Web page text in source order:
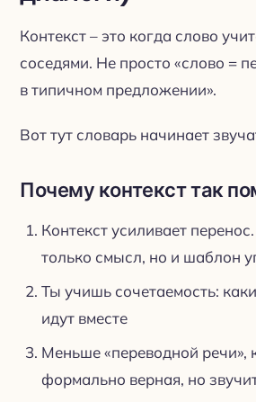
Контекст – это когда слово
соседями. Не просто «слово =
в типичном предложении».
Вот тут словарь начинает
Почему контекст так
Контекст усиливает
только смысл, но и шаблон
Ты учишь сочетаемость:
идут вместе
Меньше «переводной речи»,
формально верная, но